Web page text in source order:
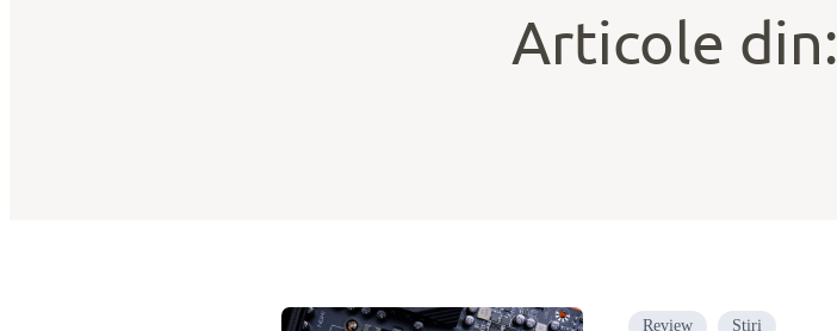
Articole din:
Review Stiri